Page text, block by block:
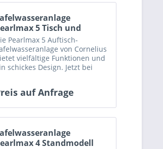
5 Tisch und
Pearlmax 5 Auftisch-
von Cornelius
vielfältige Funktionen und
schickes Design. Jetzt bei
auf Anfrage
4 Standmodell